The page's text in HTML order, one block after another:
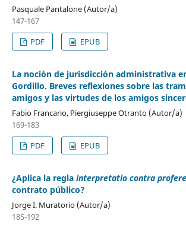
Pasquale Pantalone (Autor/a)
147-167
PDF
EPUB
La noción de jurisdicción administrativa
Gordillo. Breves reflexiones sobre las
amigos y las virtudes de los amigos
Fabio Francario, Piergiuseppe Otranto (Autor/a)
169-183
PDF
EPUB
¿Aplica la reglainterpretatio contra
contrato público?
Jorge I. Muratorio (Autor/a)
185-192